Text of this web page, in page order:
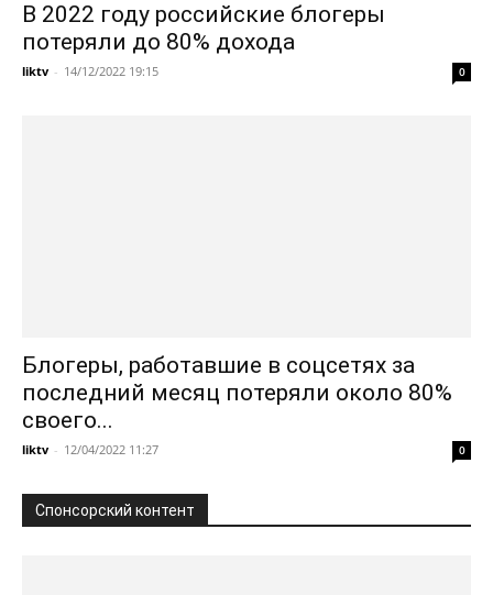
В 2022 году российские блогеры
потеряли до 80% дохода
liktv - 14/12/2022 19:15 0
Блогеры, работавшие в соцсетях за
последний месяц потеряли около 80%
своего...
liktv - 12/04/2022 11:27 0
Спонсорский контент